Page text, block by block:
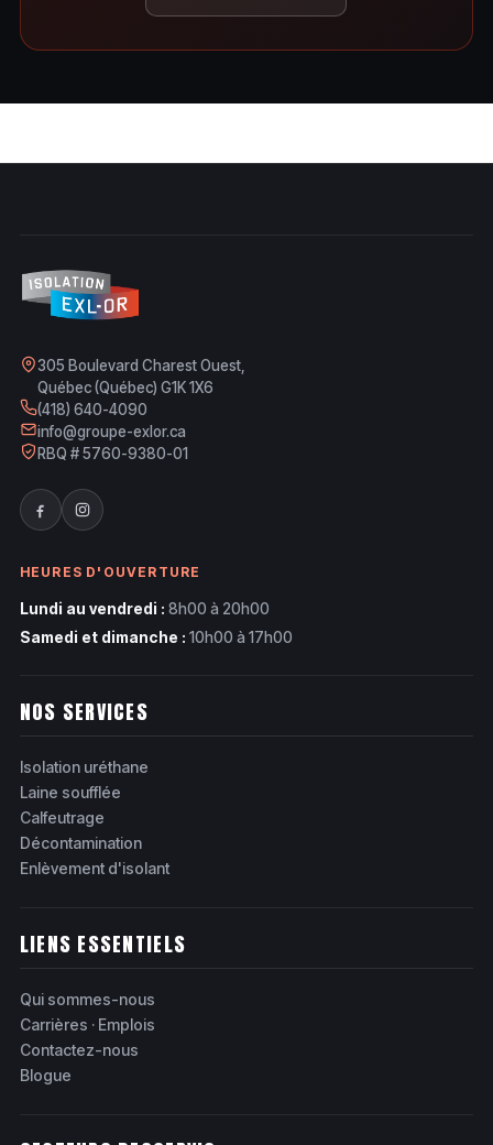
305 Boulevard Charest Ouest,
Québec (Québec) G1K 1X6
(418) 640-4090
info@groupe-exlor.ca
RBQ # 5760-9380-01
HEURES D'OUVERTURE
Lundi au vendredi : 8h00 à 20h00
Samedi et dimanche : 10h00 à 17h00
NOS SERVICES
Isolation uréthane
Laine soufflée
Calfeutrage
Décontamination
Enlèvement d'isolant
LIENS ESSENTIELS
Qui sommes-nous
Carrières · Emplois
Contactez-nous
Blogue